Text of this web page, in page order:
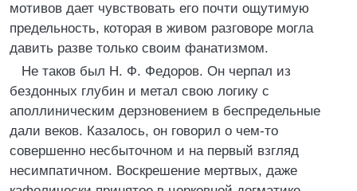
мотивов дает чувствовать его почти ощутимую
предельность, которая в живом разговоре могла
давить разве только своим фанатизмом.
Не таков был Н. Ф. Федоров. Он черпал из
бездонных глубин и метал свою логику с
аполлиническим дерзновением в беспредельные
дали веков. Казалось, он говорил о чем-то
совершенно несбыточном и на первый взгляд
несимпатичном. Воскрешение мертвых, даже